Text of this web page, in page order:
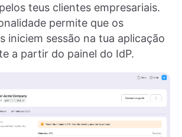
teus clientes empresariais.
permite que os
iniciem sessão na tua aplicação
a partir do painel do IdP.